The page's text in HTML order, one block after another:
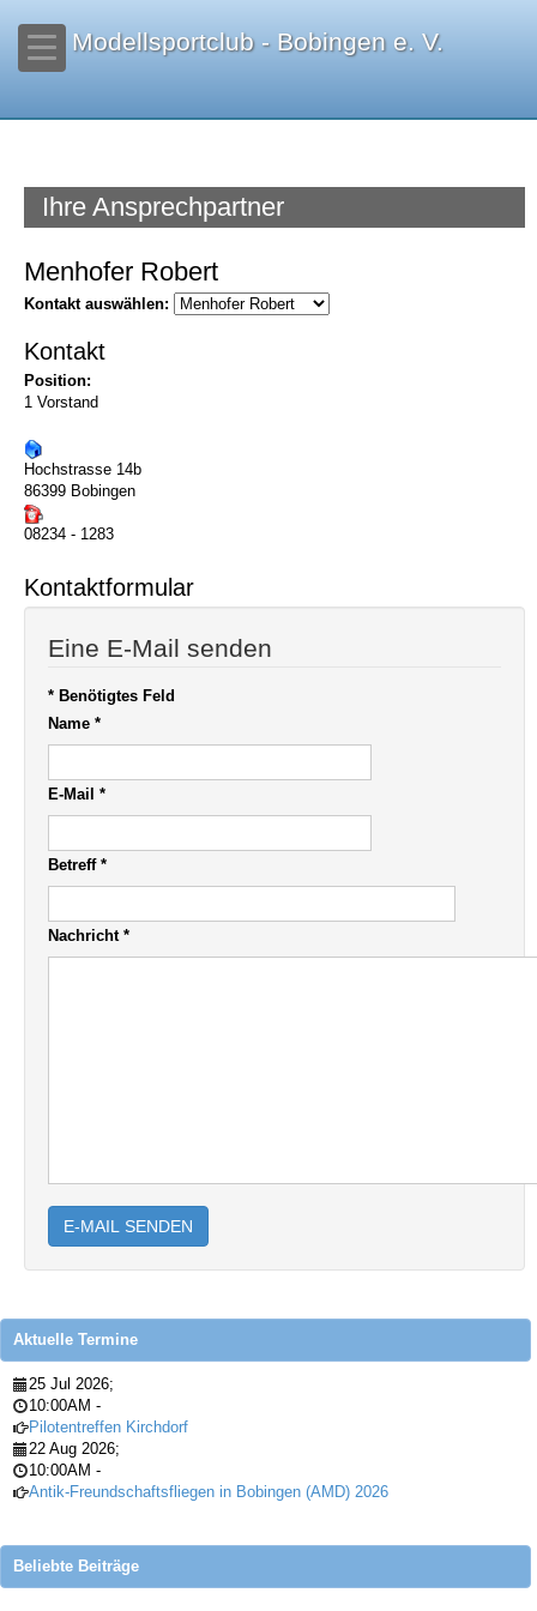
Modellsportclub - Bobingen e. V.
Ihre Ansprechpartner
Menhofer Robert
Kontakt auswählen:
Kontakt
Position:
1 Vorstand
Hochstrasse 14b
86399 Bobingen
08234 - 1283
Kontaktformular
Eine E-Mail senden
* Benötigtes Feld
Name *
E-Mail *
Betreff*
Nachricht*
E-MAIL SENDEN
Aktuelle Termine
25 Jul 2026;
10:00AM -
Pilotentreffen Kirchdorf
22 Aug 2026;
10:00AM -
Antik-Freundschaftsfliegen in Bobingen (AMD) 2026
Beliebte Beiträge